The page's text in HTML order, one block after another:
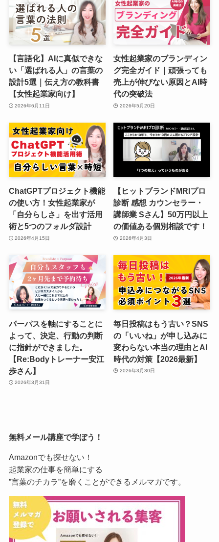
【言語化】AIに真似できな
い「選ばれる人」の言葉の
設計5選｜伝え方の教科書
【女性起業家向け】
2026年6月11日
女性起業家のブランディン
グ完全ガイド｜頑張っても
売上が伸びない原因とAI時
代の突破法
2026年5月20日
ChatGPTプロジェクト機能
の使い方！女性起業家が
「自分らしさ」を出す活用
術と5つのフォルダ設計
2026年4月15日
【ヒットブランドMRIプロ
診断 感想 カウンセラー・
講師業 Sさん】50万円以上
の価値ある個別相談です！
2026年4月3日
パーパスを軸にすることに
よって、決定、行動の判断
に指針ができました。
【Re:Bodyトレーナー安江
歩さん】
2026年3月31日
毎日投稿はもう古い？SNS
の「いいね」が申し込みに
変わらない本当の理由とAI
時代の対策【2026最新】
2026年3月30日
無料メール講座で学ぼう！
Amazonでも探せない！
起業家の仕事を簡単にする
”言葉のチカラ”を磨くことができるメルマガです。